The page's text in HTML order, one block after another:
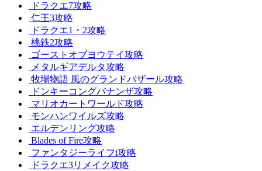
ドラクエ7攻略
仁王3攻略
ドラクエ1・2攻略
桃鉄2攻略
ゴーストオブヨウテイ攻略
メタルギアデルタ攻略
牧場物語 風のグランドバザール攻略
ドンキーコングバナンザ攻略
マリオカートワールド攻略
モンハンワイルズ攻略
エルデンリング攻略
Blades of Fire攻略
ファンタジーライフi攻略
ドラクエ3リメイク攻略